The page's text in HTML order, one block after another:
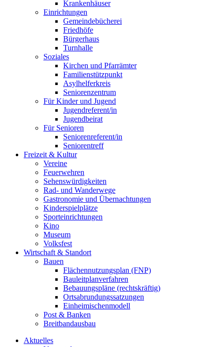
Krankenhäuser
Einrichtungen
Gemeindebücherei
Friedhöfe
Bürgerhaus
Turnhalle
Soziales
Kirchen und Pfarrämter
Familienstützpunkt
Asylhelferkreis
Seniorenzentrum
Für Kinder und Jugend
Jugendreferent/in
Jugendbeirat
Für Senioren
Seniorenreferent/in
Seniorentreff
Freizeit & Kultur
Vereine
Feuerwehren
Sehenswürdigkeiten
Rad- und Wanderwege
Gastronomie und Übernachtungen
Kinderspielplätze
Sporteinrichtungen
Kino
Museum
Volksfest
Wirtschaft & Standort
Bauen
Flächennutzungsplan (FNP)
Bauleitplanverfahren
Bebauungspläne (rechtskräftig)
Ortsabrundungssatzungen
Einheimischenmodell
Post & Banken
Breitbandausbau
Aktuelles